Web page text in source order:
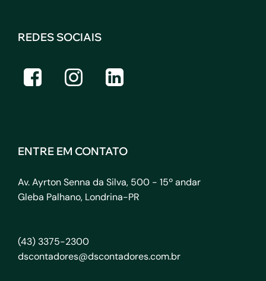
REDES SOCIAIS
ENTRE EM CONTATO
Av. Ayrton Senna da Silva, 500 - 15º andar
Gleba Palhano, Londrina-PR
(43) 3375-2300
dscontadores@dscontadores.com.br